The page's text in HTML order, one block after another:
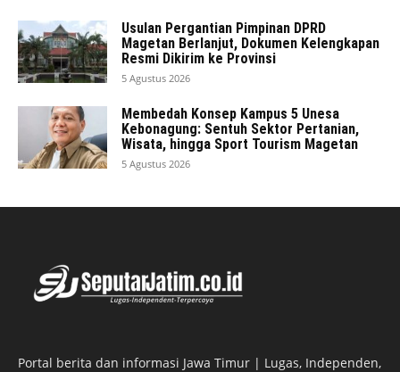
Usulan Pergantian Pimpinan DPRD
Magetan Berlanjut, Dokumen Kelengkapan
Resmi Dikirim ke Provinsi
5 Agustus 2026
Membedah Konsep Kampus 5 Unesa
Kebonagung: Sentuh Sektor Pertanian,
Wisata, hingga Sport Tourism Magetan
5 Agustus 2026
Portal berita dan informasi Jawa Timur | Lugas, Independen,